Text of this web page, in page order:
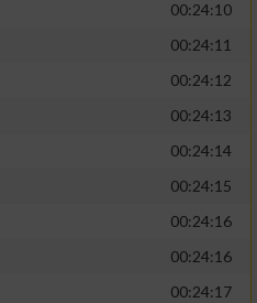
00:24:10
00:24:11
00:24:12
00:24:13
00:24:14
00:24:15
00:24:16
00:24:16
00:24:17